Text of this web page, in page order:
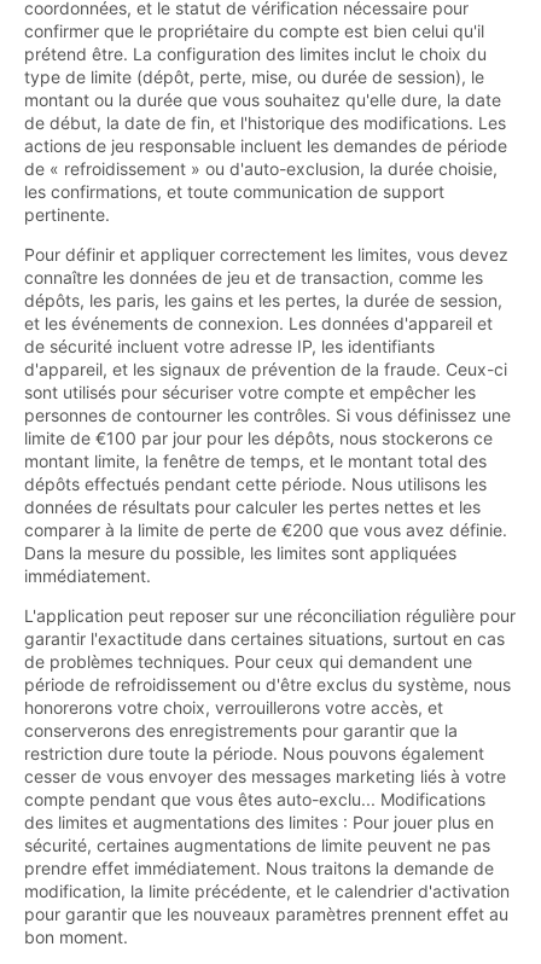
coordonnées, et le statut de vérification nécessaire pour
confirmer que le propriétaire du compte est bien celui qu'il
prétend être. La configuration des limites inclut le choix du
type de limite (dépôt, perte, mise, ou durée de session), le
montant ou la durée que vous souhaitez qu'elle dure, la date
de début, la date de fin, et l'historique des modifications. Les
actions de jeu responsable incluent les demandes de période
de « refroidissement » ou d'auto-exclusion, la durée choisie,
les confirmations, et toute communication de support
pertinente.
Pour définir et appliquer correctement les limites, vous devez
connaître les données de jeu et de transaction, comme les
dépôts, les paris, les gains et les pertes, la durée de session,
et les événements de connexion. Les données d'appareil et
de sécurité incluent votre adresse IP, les identifiants
d'appareil, et les signaux de prévention de la fraude. Ceux-ci
sont utilisés pour sécuriser votre compte et empêcher les
personnes de contourner les contrôles. Si vous définissez une
limite de €100 par jour pour les dépôts, nous stockerons ce
montant limite, la fenêtre de temps, et le montant total des
dépôts effectués pendant cette période. Nous utilisons les
données de résultats pour calculer les pertes nettes et les
comparer à la limite de perte de €200 que vous avez définie.
Dans la mesure du possible, les limites sont appliquées
immédiatement.
L'application peut reposer sur une réconciliation régulière pour
garantir l'exactitude dans certaines situations, surtout en cas
de problèmes techniques. Pour ceux qui demandent une
période de refroidissement ou d'être exclus du système, nous
honorerons votre choix, verrouillerons votre accès, et
conserverons des enregistrements pour garantir que la
restriction dure toute la période. Nous pouvons également
cesser de vous envoyer des messages marketing liés à votre
compte pendant que vous êtes auto-exclu... Modifications
des limites et augmentations des limites : Pour jouer plus en
sécurité, certaines augmentations de limite peuvent ne pas
prendre effet immédiatement. Nous traitons la demande de
modification, la limite précédente, et le calendrier d'activation
pour garantir que les nouveaux paramètres prennent effet au
bon moment.